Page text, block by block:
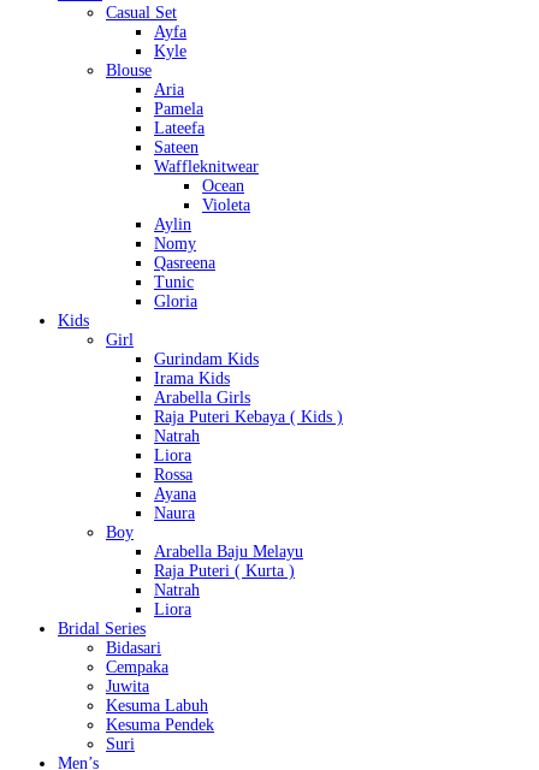
Casual Set
Ayfa
Kyle
Blouse
Aria
Pamela
Lateefa
Sateen
Waffleknitwear
Ocean
Violeta
Aylin
Nomy
Qasreena
Tunic
Gloria
Kids
Girl
Gurindam Kids
Irama Kids
Arabella Girls
Raja Puteri Kebaya ( Kids )
Natrah
Liora
Rossa
Ayana
Naura
Boy
Arabella Baju Melayu
Raja Puteri ( Kurta )
Natrah
Liora
Bridal Series
Bidasari
Cempaka
Juwita
Kesuma Labuh
Kesuma Pendek
Suri
Men’s